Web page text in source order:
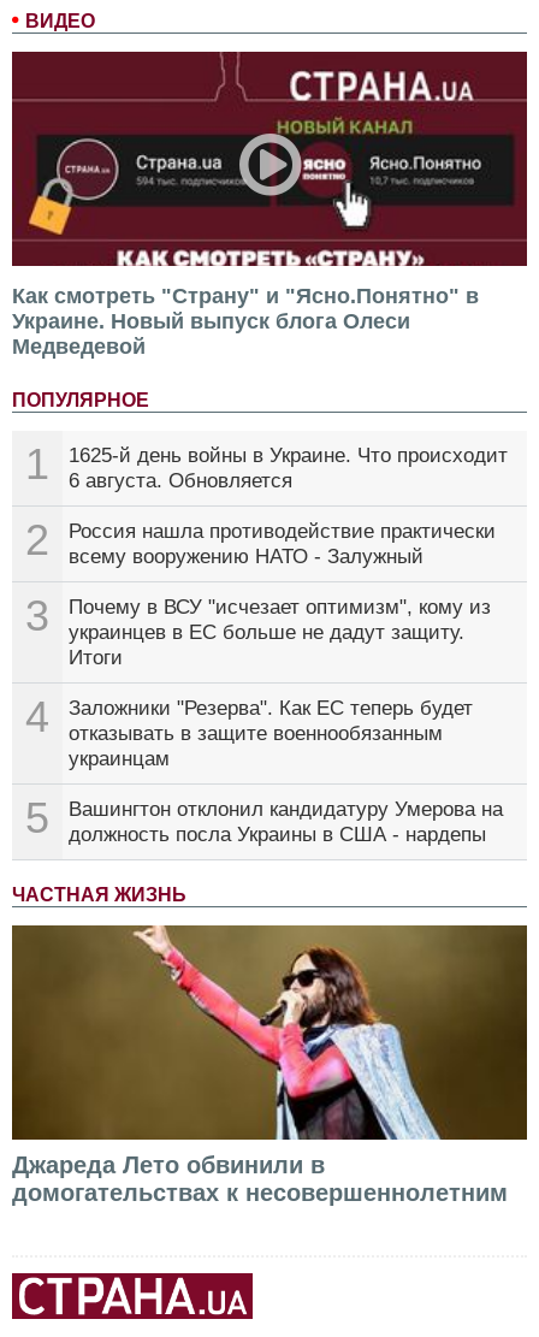
ВИДЕО
Как смотреть "Страну" и "Ясно.Понятно" в
Украине. Новый выпуск блога Олеси
Медведевой
ПОПУЛЯРНОЕ
1
1625-й день войны в Украине. Что происходит
6 августа. Обновляется
2
Россия нашла противодействие практически
всему вооружению НАТО - Залужный
3
Почему в ВСУ "исчезает оптимизм", кому из
украинцев в ЕС больше не дадут защиту.
Итоги
4
Заложники "Резерва". Как ЕС теперь будет
отказывать в защите военнообязанным
украинцам
5
Вашингтон отклонил кандидатуру Умерова на
должность посла Украины в США - нардепы
ЧАСТНАЯ ЖИЗНЬ
Джареда Лето обвинили в
домогательствах к несовершеннолетним